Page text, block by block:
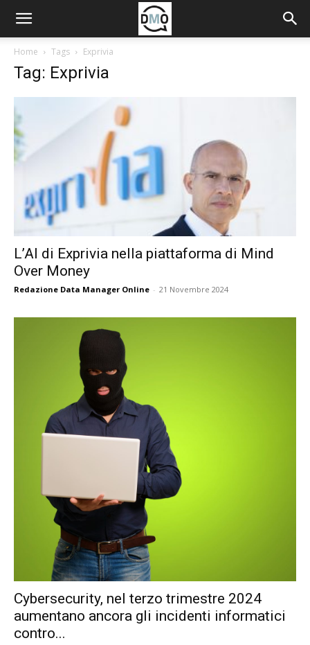
Home Tags Exprivia
Tag: Exprivia
L’AI di Exprivia nella piattaforma di Mind
Over Money
Redazione Data Manager Online - 21 Novembre 2024
Cybersecurity, nel terzo trimestre 2024
aumentano ancora gli incidenti informatici
contro...